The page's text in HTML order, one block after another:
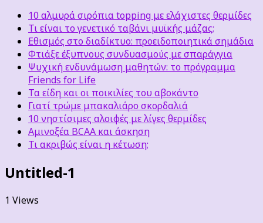
10 αλμυρά σιρόπια topping με ελάχιστες θερμίδες
Τι είναι το γενετικό ταβάνι μυϊκής μάζας;
Εθισμός στο διαδίκτυο: προειδοποιητικά σημάδια
Φτιάξε έξυπνους συνδυασμούς με σπαράγγια
Ψυχική ενδυνάμωση μαθητών: το πρόγραμμα
Friends for Life
Τα είδη και οι ποικιλίες του αβοκάντο
Γιατί τρώμε μπακαλιάρο σκορδαλιά
10 νηστίσιμες αλοιφές με λίγες θερμίδες
Αμινοξέα BCAA και άσκηση
Τι ακριβώς είναι η κέτωση;
Untitled-1
1 Views